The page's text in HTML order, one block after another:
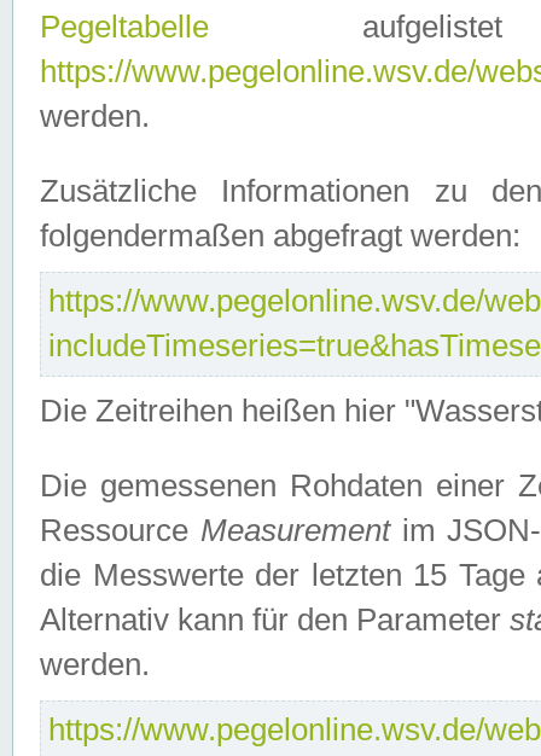
Pegeltabelle
https://www.pegelonline.wsv.de/
werden.
Zusätzliche Informationen zu
folgendermaßen abgefragt werden:
https://www.pegelonline.wsv.de/
Die Zeitreihen heißen hier
Die gemessenen Rohdaten einer
Ressource Measurementim JSON-
die Messwerte der letzten 15
Alternativ kann für den Parameter
werden.
https://www.pegelonline.wsv.de/